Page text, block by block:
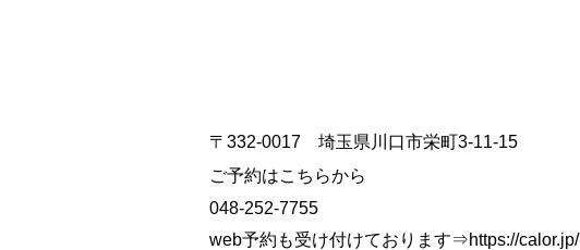
〒332-0017 埼玉県川口市栄町3-11-15
ご予約はこちらから
048-252-7755
web予約も受け付けております⇒https://calor.jp/